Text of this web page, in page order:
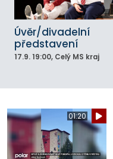
Úvěr/divadelní
představení
17.9. 19:00, Celý MS kraj
01:20